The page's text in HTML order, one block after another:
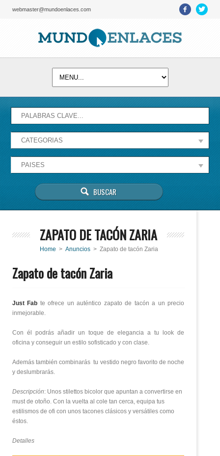
webmaster@mundoenlaces.com
ZAPATO DE TACÓN ZARIA
Home > Anuncios > Zapato de tacón Zaria
Zapato de tacón Zaria
Just Fab te ofrece un auténtico zapato de tacón a un precio
inmejorable.
Con él podrás añadir un toque de elegancia a tu look de
oficina y conseguir un estilo sofisticado y con clase.
Además también combinarás tu vestido negro favorito de noche
y deslumbrarás.
Descripción: Unos stilettos bicolor que apuntan a convertirse en
must de otoño. Con la vuelta al cole tan cerca, equipa tus
estilismos de ofi con unos tacones clásicos y versátiles como
éstos.
Detalles